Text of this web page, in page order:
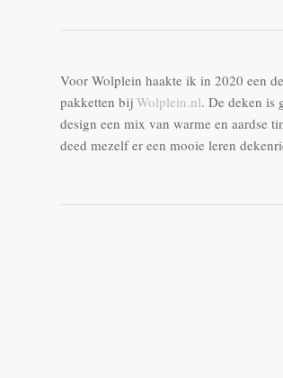
Voor Wolplein haakte ik in 2020 een
pakketten bij Wolplein.nl. De deken is
design een mix van warme en aardse
deed mezelf er een mooie leren